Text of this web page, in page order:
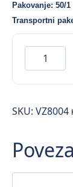
Pakovanje: 50/1
Transportni
salveta
–
plava
(33×33)
–
50/1
SKU: VZ8004